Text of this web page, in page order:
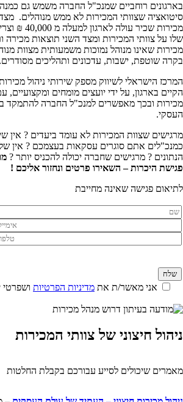
בארגונים רוחביים שמנכ"ל החברה משמש גם
סיטואציה שצוותי המכירות לא ממש מנוהלים.
מכירות שכיר
שלו על צוותי המכירות ומצד השני תוצאות מכירה
מכירות שאינו מנוהל נמוכות משמעותית מצוות
בקרה שוטפת, ישבות, עדכונים ותהליכים
המרכז הישראלי לשיווק מספק שירותי ניהול
הקיים בארגון, על ידי יועצים מומחים ומקצועיים,
מכירות ובכך מאפשרים למנכ"ל החברה להתמקד
העסקי.
מרגישים שצוות המכירות לא עומד ביעדים ? אין
כמנכ"לים אתם סוגרים עסקאות בעצמכם ? אין
הנתונים ? מרגישים שחברה יכולה להכניס יותר ?
פגישת היכרות – השאירו פרטים ונחזור אליכם !
לתיאום פגישה שאינה מחייבת
אני מאשר/ת את מדיניות הפרטיות
ניהול חיצוני של צוותי המכירות
מאמרים שיכולים לסייע עבורכם בקבלת החלטות